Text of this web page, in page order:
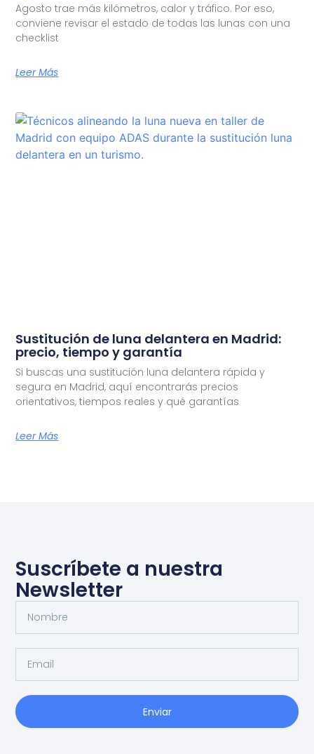
Agosto trae más kilómetros, calor y tráfico. Por eso,
conviene revisar el estado de todas las lunas con una
checklist
Leer Más
Sustitución de luna delantera en Madrid:
precio, tiempo y garantía
Si buscas una sustitución luna delantera rápida y
segura en Madrid, aquí encontrarás precios
orientativos, tiempos reales y qué garantías
Leer Más
Suscríbete a nuestra
Newsletter
Enviar